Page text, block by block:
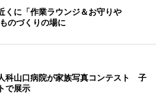
くに「作業ラウンジ＆お守りや
づくりの場に
科山口病院が家族写真コンテスト 子
で展示